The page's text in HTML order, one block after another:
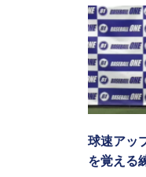
球速アッ
を覚える